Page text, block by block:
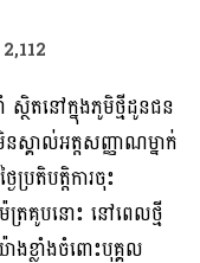
2,112
ស្ថិតនៅក្នុងភូមិថ្មីដូនជន
គាល់អត្តសញ្ញាណម្នាក់
រតិបត្តិការចុះ
ត្រគូបនោះ នៅពេលថ្មី
ខ្លាំងចំពោះបុគ្គល